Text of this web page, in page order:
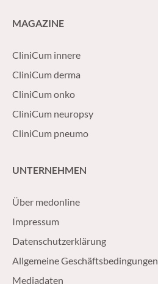
MAGAZINE
CliniCum innere
CliniCum derma
CliniCum onko
CliniCum neuropsy
CliniCum pneumo
UNTERNEHMEN
Über medonline
Impressum
Datenschutzerklärung
Allgemeine Geschäftsbedingungen
Mediadaten